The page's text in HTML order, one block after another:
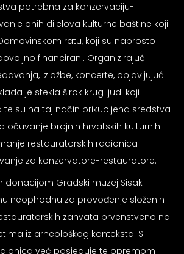
potrebna za konzervaciju-
onih dijelova kulturne baštine koji
ratu, koji su naprosto
financirani. Organizirajući
izložbe, koncerte, objavljujući
je stekla širok krug ljudi koji
te su na taj način prikupljena sredstva
očuvanje brojnih hrvatskih kulturnih
restauratorskih radionica i
za konzervatore-restauratore.
donacijom Gradski muzej Sisak
neophodnu za provođenje složenih
zahvata prvenstveno na
iz arheološkog konteksta. S
već posjeduje te opremom